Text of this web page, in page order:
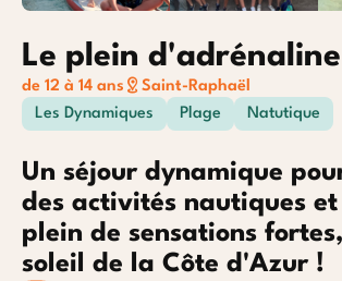
Le plein d'adrénaline
de 12 à 14 ans
Saint-Raphaël
Les Dynamiques
Plage Natutique
Un séjour dynamique
des activités nautiques
plein de sensations
soleil de la Côte d'Azur !